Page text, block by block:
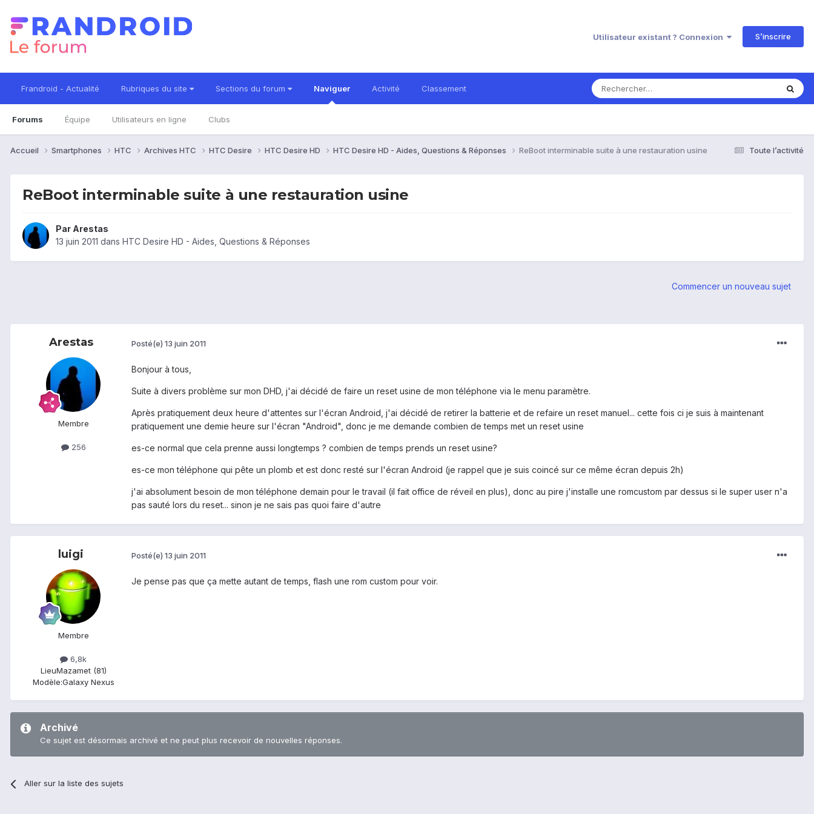
Utilisateur existant ? Connexion S’inscrire
Frandroid - Actualité Rubriques du site Sections du forum Naviguer
Forums Équipe Utilisateurs en ligne Clubs
Activité Classement
Toute l’activité
Accueil Smartphones HTC Archives HTC HTC Desire HTC Desire HD HTC Desire HD - Aides, Questions & Réponses ReBoot interminable suite à une restauration usine
ReBoot interminable suite à une restauration usine
Par Arestas
13 juin 2011 dans HTC Desire HD - Aides, Questions & Réponses
Commencer un nouveau sujet
Arestas
Membre
256
Posté(e) 13 juin 2011
Bonjour à tous,
Suite à divers problème sur mon DHD, j'ai décidé de faire un reset usine de mon téléphone via le menu paramètre.
Après pratiquement deux heure d'attentes sur l'écran Android, j'ai décidé de retirer la batterie et de refaire un reset manuel... cette fois ci je suis à maintenant
pratiquement une demie heure sur l'écran "Android", donc je me demande combien de temps met un reset usine
es-ce normal que cela prenne aussi longtemps ? combien de temps prends un reset usine?
es-ce mon téléphone qui pête un plomb et est donc resté sur l'écran Android (je rappel que je suis coincé sur ce même écran depuis 2h)
j'ai absolument besoin de mon téléphone demain pour le travail (il fait office de réveil en plus), donc au pire j'installe une romcustom par dessus si le super user n'a
pas sauté lors du reset... sinon je ne sais pas quoi faire d'autre
luigi
Membre
6,8k
LieuMazamet (81)
Modèle:Galaxy Nexus
Posté(e) 13 juin 2011
Je pense pas que ça mette autant de temps, flash une rom custom pour voir.
Archivé
Ce sujet est désormais archivé et ne peut plus recevoir de nouvelles réponses.
Aller sur la liste des sujets